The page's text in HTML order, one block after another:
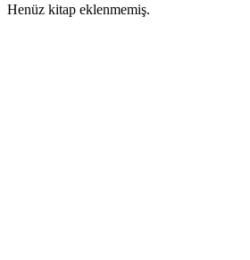
Henüz kitap eklenmemiş.